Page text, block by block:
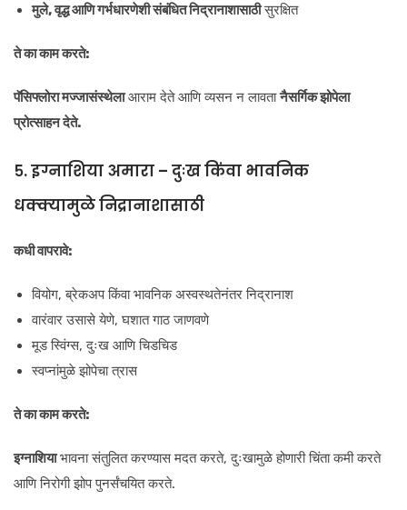
मुले, वृद्ध आणि गर्भधारणेशी संबंधित निद्रानाशासाठीसुरक्षित
ते का काम करते:
पॅसिफ्लोरामज्जासंस्थेलाआराम देते आणि व्यसन न लावतानैसर्गिक झोपेला
प्रोत्साहन देते.
५. इग्नाशिया अमारा – दुःख किंवा भावनिक
धक्क्यामुळे निद्रानाशासाठी
कधी वापरावे:
वियोग, ब्रेकअप किंवा भावनिक अस्वस्थतेनंतर निद्रानाश
वारंवार उसासे येणे, घशात गाठ जाणवणे
मूड स्विंग्स, दुःख आणि चिडचिड
स्वप्नांमुळे झोपेचा त्रास
ते का काम करते:
इग्नाशियाभावना संतुलित करण्यास मदत करते, दुःखामुळे होणारी चिंता कमी करते
आणि निरोगी झोप पुनर्संचयित करते.